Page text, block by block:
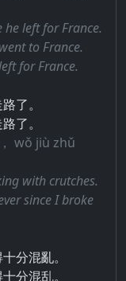
he left for France.
to France.
for France.
了。
了。
wǒ jiù zhǔ
with crutches.
since I broke
分混亂。
分混乱。